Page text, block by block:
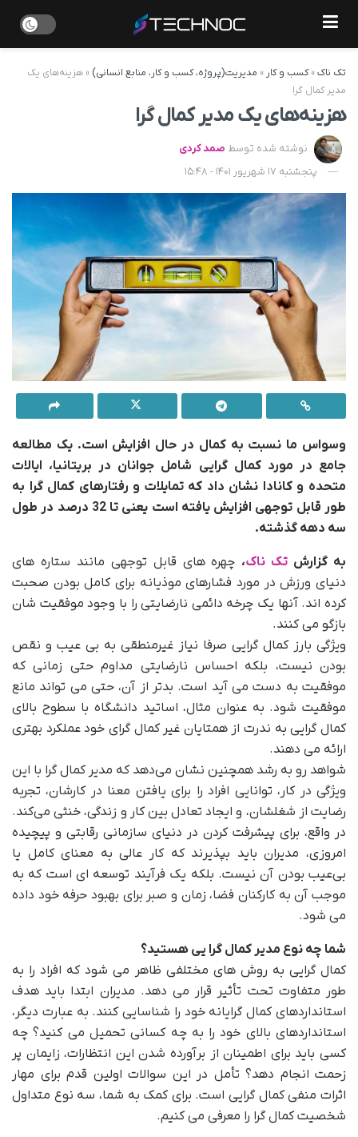
تک ناک»کسب و کار » مدیریت(پروژه، کسب و کار، منابع انسانی) » هزینه‌های یک
مدیر کمال گرا
هزینه‌های یک مدیر کمال گرا
نوشته شده توسط صمد کردی
پنجشنبه 17 شهریور 1401 - 15:48
وسواس ما نسبت به کمال در حال افزایش است. یک مطالعه
جامع در مورد کمال گرایی شامل جوانان در بریتانیا، ایالات
متحده و کانادا نشان داد که تمایلات و رفتارهای کمال گرا به
طور قابل توجهی افزایش یافته است یعنی تا 32 درصد در طول
سه دهه گذشته.
به گزارش تک ناک، چهره های قابل توجهی مانند ستاره های
دنیای ورزش در مورد فشارهای موذیانه برای کامل بودن صحبت
کرده اند. آنها یک چرخه دائمی نارضایتی را با وجود موفقیت شان
بازگو می کنند.
ویژگی بارز کمال گرایی صرفا نیاز غیرمنطقی به بی عیب و نقص
بودن نیست، بلکه احساس نارضایتی مداوم حتی زمانی که
موفقیت به دست می آید است. بدتر از آن، حتی می تواند مانع
موفقیت شود. به عنوان مثال، اساتید دانشگاه با سطوح بالای
کمال گرایی به ندرت از همتایان غیر کمال گرای خود عملکرد بهتری
ارائه می دهند.
شواهد رو به رشد همچنین نشان می‌دهد که مدیر کمال گرا با این
ویژگی در کار، توانایی افراد را برای یافتن معنا در کارشان، تجربه
رضایت از شغلشان، و ایجاد تعادل بین کار و زندگی، خنثی می‌کند.
در واقع، برای پیشرفت کردن در دنیای سازمانی رقابتی و پیچیده
امروزی، مدیران باید بپذیرند که کار عالی به معنای کامل یا
بی‌عیب بودن آن نیست. بلکه یک فرآیند توسعه ای است که به
موجب آن به کارکنان فضا، زمان و صبر برای بهبود حرفه خود داده
می شود.
شما چه نوع مدیر کمال گرا یی هستید؟
کمال گرایی به روش های مختلفی ظاهر می شود که افراد را به
طور متفاوت تحت تأثیر قرار می دهد. مدیران ابتدا باید هدف
استانداردهای کمال گرایانه خود را شناسایی کنند. به عبارت دیگر،
استانداردهای بالای خود را به چه کسانی تحمیل می کنید؟ چه
کسی باید برای اطمینان از برآورده شدن این انتظارات، زایمان پر
زحمت انجام دهد؟ تأمل در این سوالات اولین قدم برای مهار
اثرات منفی کمال گرایی است. برای کمک به شما، سه نوع متداول
شخصیت کمال گرا را معرفی می کنیم.